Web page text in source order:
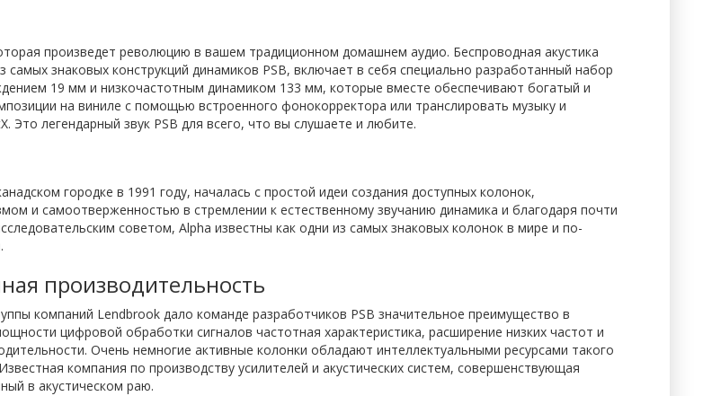
произведет революцию в вашем традиционном домашнем аудио. Беспроводная акустика
знаковых конструкций динамиков PSB, включает в себя специально разработанный набор
19 мм и низкочастотным динамиком 133 мм, которые вместе обеспечивают богатый и
на виниле с помощью встроенного фонокорректора или транслировать музыку и
легендарный звук PSB для всего, что вы слушаете и любите.
городке в 1991 году, началась с простой идеи создания доступных колонок,
и самоотверженностью в стремлении к естественному звучанию динамика и благодаря почти
советом, Alpha известны как одни из самых знаковых колонок в мире и по-
производительность
компаний Lendbrook дало команде разработчиков PSB значительное преимущество в
цифровой обработки сигналов частотная характеристика, расширение низких частот и
Очень немногие активные колонки обладают интеллектуальными ресурсами такого
компания по производству усилителей и акустических систем, совершенствующая
в акустическом раю.